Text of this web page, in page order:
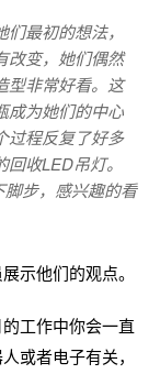
最初的想法，
改变，她们偶然
型非常好看。这
成为她们的中心
过程反复了好多
收LED吊灯。
脚步，感兴趣的看
示他们的观点。
工作中你会一直
或者电子有关，